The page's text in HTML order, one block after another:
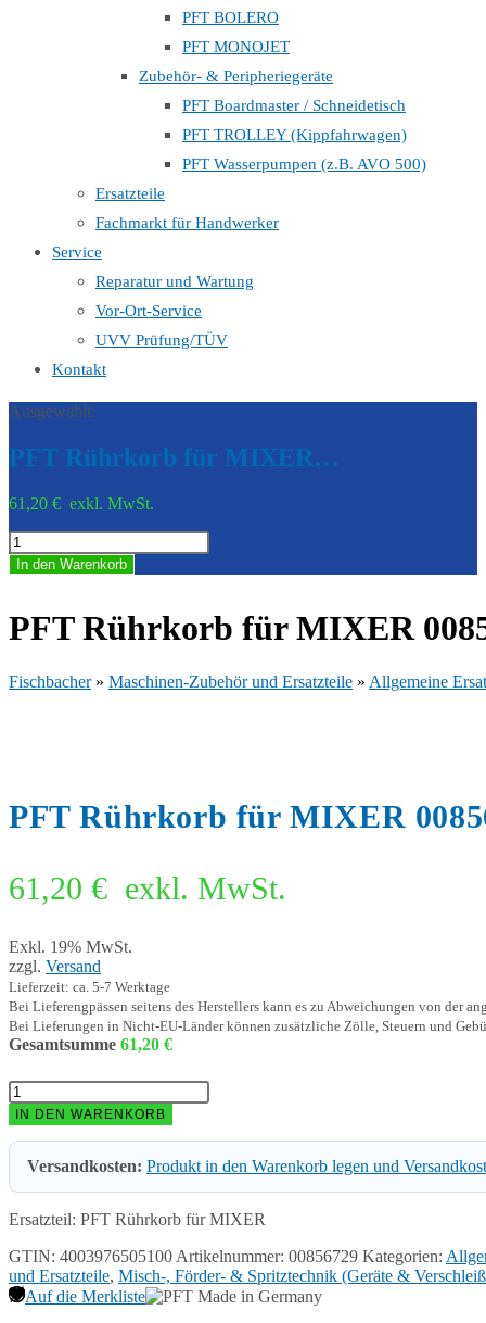
PFT BOLERO
PFT MONOJET
Zubehör- & Peripheriegeräte
PFT Boardmaster / Schneidetisch
PFT TROLLEY (Kippfahrwagen)
PFT Wasserpumpen (z.B. AVO 500)
Ersatzteile
Fachmarkt für Handwerker
Service
Reparatur und Wartung
Vor-Ort-Service
UVV Prüfung/TÜV
Kontakt
Ausgewählt:
PFT Rührkorb für MIXER…
61,20 € exkl. MwSt.
PFT
Rührkorb
für
00856729
Menge
In den Warenkorb
PFT Rührkorb für MIXER
Fischbacher» Maschinen-Zubehör und Ersatzteile » Allgemeine
PFT Rührkorb für MIXER
61,20 € exkl. MwSt.
Exkl. 19% MwSt.
zzgl. Versand
Lieferzeit: ca. 5-7 Werktage
Bei Lieferengpässen seitens des Herstellers kann es zu Abweichungen von der
Bei Lieferungen in Nicht-EU-Länder können zusätzliche Zölle, Steuern und
Gesamtsumme 61,20 €
PFT
Rührkorb
für
MIXER
00856729
Menge
IN DEN WARENKORB
Versandkosten: Produkt in den Warenkorb legen und
Ersatzteil: PFT Rührkorb für MIXER
GTIN: 4003976505100 Artikelnummer: 00856729 Kategorien:
und Ersatzteile, Misch-, Förder- & Spritztechnik (Geräte &
Auf die Merkliste